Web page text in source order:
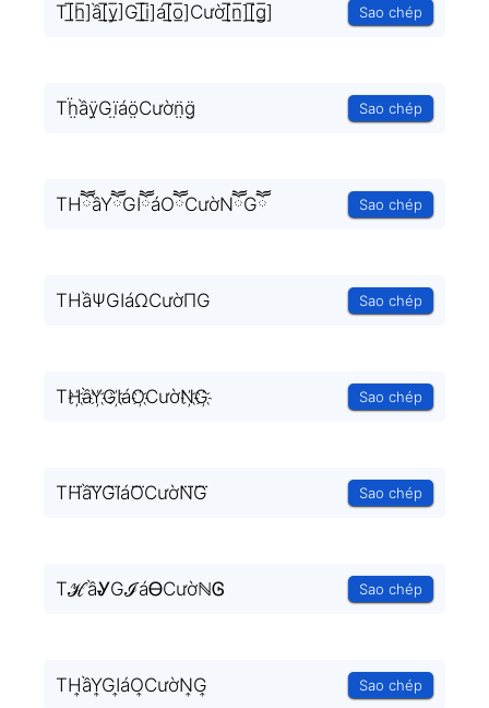
T[̲̅h̲̅]ầ[̲̅y̲̅]G[̲̅i̲̅]á[̲̅o̲̅]Cườ[̲̅n̲̅][̲̅g̲̅] Sao chép
Tḧ̤ầÿ̤Gï̤áö̤Cườn̤̈g̤̈ Sao chép
THཽầYཽGIཽáOཽCườNཽGཽ Sao chép
THầΨGIáΩCườΠG Sao chép
TH҉ầY҉GI҉áO҉CườN҉G҉ Sao chép
TH⃜ầY⃜GI⃜áO⃜CườN⃜G⃜ Sao chép
TℋầᎽGℐáᎾCườℕᎶ Sao chép
TH͎ầY͎GI͎áO͎CườN͎G͎ Sao chép